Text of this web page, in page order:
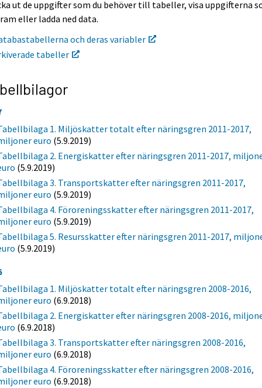
ut de uppgifter som du behöver till tabeller, visa uppgifterna
eller ladda ned data.
och deras variabler
tabeller
1. Miljöskatter totalt efter näringsgren 2011-2017,
euro (5.9.2019)
2. Energiskatter efter näringsgren 2011-2017,
(5.9.2019)
3. Transportskatter efter näringsgren 2011-2017,
euro (5.9.2019)
4. Föroreningsskatter efter näringsgren 2011-2017,
euro (5.9.2019)
5. Resursskatter efter näringsgren 2011-2017,
(5.9.2019)
1. Miljöskatter totalt efter näringsgren 2008-2016,
euro (6.9.2018)
2. Energiskatter efter näringsgren 2008-2016,
(6.9.2018)
3. Transportskatter efter näringsgren 2008-2016,
euro (6.9.2018)
4. Föroreningsskatter efter näringsgren 2008-2016,
euro (6.9.2018)